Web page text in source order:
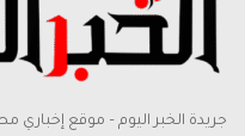
جريدة الخبر اليوم – موقع